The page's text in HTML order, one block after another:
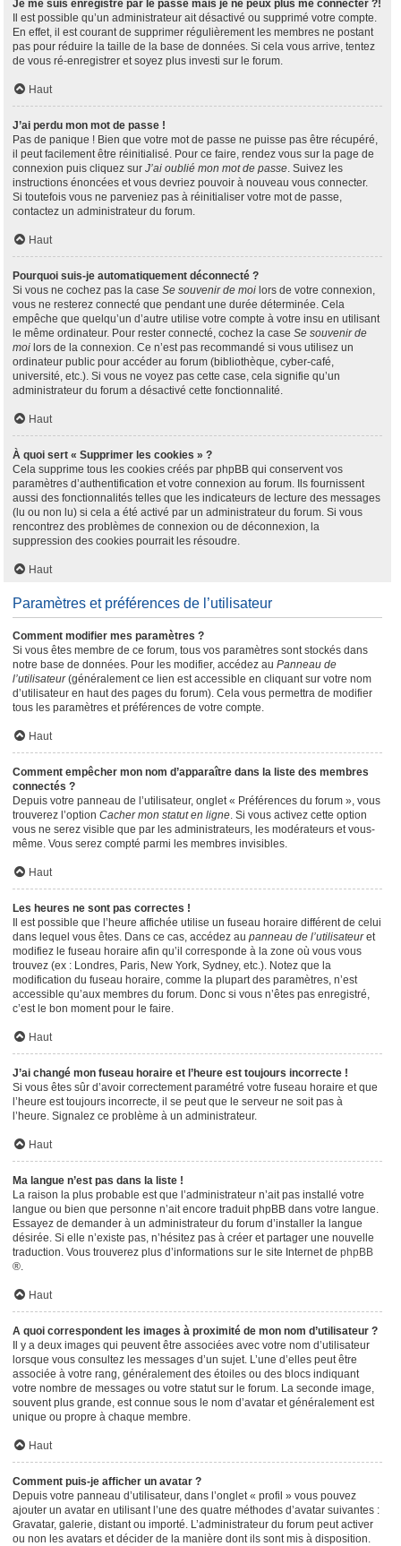
Je me suis enregistré par le passé mais je ne peux plus me connecter ?!
Il est possible qu’un administrateur ait désactivé ou supprimé votre compte.
En effet, il est courant de supprimer régulièrement les membres ne postant
pas pour réduire la taille de la base de données. Si cela vous arrive, tentez
de vous ré-enregistrer et soyez plus investi sur le forum.
Haut
J’ai perdu mon mot de passe !
Pas de panique ! Bien que votre mot de passe ne puisse pas être récupéré,
il peut facilement être réinitialisé. Pour ce faire, rendez vous sur la page de
connexion puis cliquez sur J’ai oublié mon mot de passe. Suivez les
instructions énoncées et vous devriez pouvoir à nouveau vous connecter.
Si toutefois vous ne parveniez pas à réinitialiser votre mot de passe,
contactez un administrateur du forum.
Haut
Pourquoi suis-je automatiquement déconnecté ?
Si vous ne cochez pas la case Se souvenir de moi lors de votre connexion,
vous ne resterez connecté que pendant une durée déterminée. Cela
empêche que quelqu’un d’autre utilise votre compte à votre insu en utilisant
le même ordinateur. Pour rester connecté, cochez la case Se souvenir de
moi lors de la connexion. Ce n’est pas recommandé si vous utilisez un
ordinateur public pour accéder au forum (bibliothèque, cyber-café,
université, etc.). Si vous ne voyez pas cette case, cela signifie qu’un
administrateur du forum a désactivé cette fonctionnalité.
Haut
À quoi sert « Supprimer les cookies » ?
Cela supprime tous les cookies créés par phpBB qui conservent vos
paramètres d’authentification et votre connexion au forum. Ils fournissent
aussi des fonctionnalités telles que les indicateurs de lecture des messages
(lu ou non lu) si cela a été activé par un administrateur du forum. Si vous
rencontrez des problèmes de connexion ou de déconnexion, la
suppression des cookies pourrait les résoudre.
Haut
Paramètres et préférences de l’utilisateur
Comment modifier mes paramètres ?
Si vous êtes membre de ce forum, tous vos paramètres sont stockés dans
notre base de données. Pour les modifier, accédez au Panneau de
l’utilisateur(généralement ce lien est accessible en cliquant sur votre nom
d’utilisateur en haut des pages du forum). Cela vous permettra de modifier
tous les paramètres et préférences de votre compte.
Haut
Comment empêcher mon nom d’apparaître dans la liste des membres
connectés ?
Depuis votre panneau de l’utilisateur, onglet « Préférences du forum », vous
trouverez l’option Cacher mon statut en ligne. Si vous activez cette option
vous ne serez visible que par les administrateurs, les modérateurs et vous-
même. Vous serez compté parmi les membres invisibles.
Haut
Les heures ne sont pas correctes !
Il est possible que l’heure affichée utilise un fuseau horaire différent de celui
dans lequel vous êtes. Dans ce cas, accédez au panneau de l’utilisateuret
modifiez le fuseau horaire afin qu’il corresponde à la zone où vous vous
trouvez (ex : Londres, Paris, New York, Sydney, etc.). Notez que la
modification du fuseau horaire, comme la plupart des paramètres, n’est
accessible qu’aux membres du forum. Donc si vous n’êtes pas enregistré,
c’est le bon moment pour le faire.
Haut
J’ai changé mon fuseau horaire et l’heure est toujours incorrecte !
Si vous êtes sûr d’avoir correctement paramétré votre fuseau horaire et que
l’heure est toujours incorrecte, il se peut que le serveur ne soit pas à
l’heure. Signalez ce problème à un administrateur.
Haut
Ma langue n’est pas dans la liste !
La raison la plus probable est que l’administrateur n’ait pas installé votre
langue ou bien que personne n’ait encore traduit phpBB dans votre langue.
Essayez de demander à un administrateur du forum d’installer la langue
désirée. Si elle n’existe pas, n’hésitez pas à créer et partager une nouvelle
traduction. Vous trouverez plus d’informations sur le site Internet de phpBB
®.
Haut
A quoi correspondent les images à proximité de mon nom d’utilisateur ?
Il y a deux images qui peuvent être associées avec votre nom d’utilisateur
lorsque vous consultez les messages d’un sujet. L’une d’elles peut être
associée à votre rang, généralement des étoiles ou des blocs indiquant
votre nombre de messages ou votre statut sur le forum. La seconde image,
souvent plus grande, est connue sous le nom d’avatar et généralement est
unique ou propre à chaque membre.
Haut
Comment puis-je afficher un avatar ?
Depuis votre panneau d’utilisateur, dans l’onglet « profil » vous pouvez
ajouter un avatar en utilisant l’une des quatre méthodes d’avatar suivantes :
Gravatar, galerie, distant ou importé. L’administrateur du forum peut activer
ou non les avatars et décider de la manière dont ils sont mis à disposition.